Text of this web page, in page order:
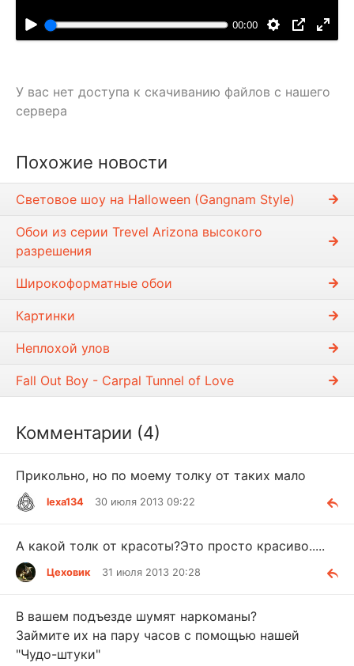
00:00
п
р
з
и
У вас нет доступа к скачиванию файлов с нашего
сервера
Похожие новости
Световое шоу на Halloween (Gangnam Style)
Обои из серии Trevel Arizona высокого
разрешения
Широкоформатные обои
Картинки
Неплохой улов
Fall Out Boy - Carpal Tunnel of Love
Комментарии (4)
Прикольно, но по моему толку от таких мало
lexa134 30 июля 2013 09:22
А какой толк от красоты?Это просто красиво.....
Цеховик 31 июля 2013 20:28
В вашем подъезде шумят наркоманы?
Займите их на пару часов с помощью нашей
"Чудо-штуки"